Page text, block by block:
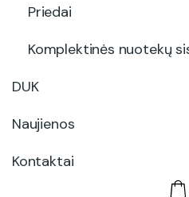
Priedai
Komplektinės nuotekų
DUK
Naujienos
Kontaktai